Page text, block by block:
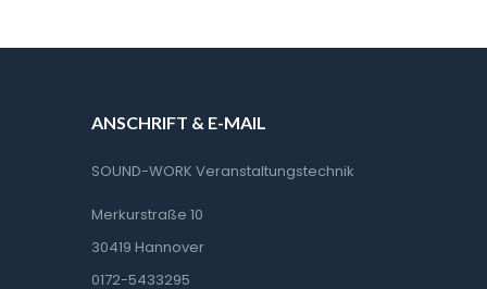
ANSCHRIFT & E-MAIL
SOUND-WORK Veranstaltungstechnik
Merkurstraße 10
30419 Hannover
0172-5433295